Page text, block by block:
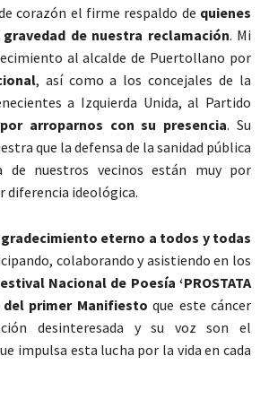
corazón el firme respaldo de quienes
de nuestra reclamación. Mi
al alcalde de Puertollano por
, así como a los concejales de la
a Izquierda Unida, al Partido
por arroparnos con su presencia. Su
que la defensa de la sanidad pública
de nuestros vecinos están muy por
diferencia ideológica.
eterno a todos y todas
colaborando y asistiendo en los
Nacional de Poesía ‘PROSTATA
primer Manifiesto que este cáncer
desinteresada y su voz son el
impulsa esta lucha por la vida en cada